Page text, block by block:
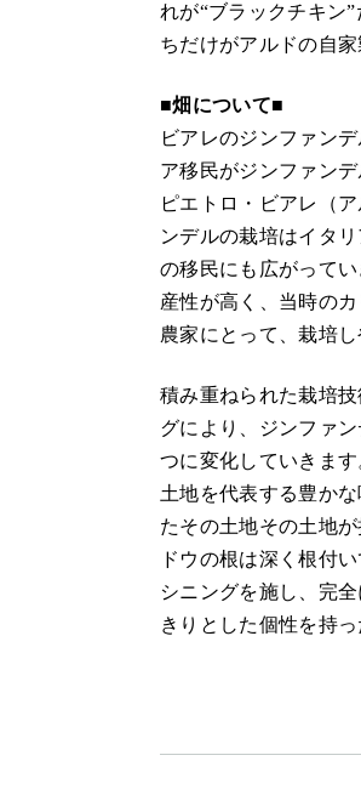
れが“ブラックチキン
ちだけがアルドの自
■畑について■
ビアレのジンファン
ア移民がジンファン
ピエトロ・ビアレ（
ンデルの栽培はイタ
の移民にも広がって
産性が高く、当時の
農家にとって、栽培
積み重ねられた栽培
グにより、ジンファ
つに変化していきま
土地を代表する豊か
たその土地その土地
ドウの根は深く根付
シニングを施し、完
きりとした個性を持